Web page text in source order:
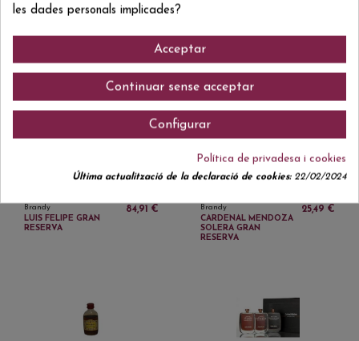
163,70 € Brandy
Brandy
LUIS FELIPE GRAN
RESERVA
84,91 € Brandy
CARDENAL MENDOZA
SOLERA GRAN
RESERVA
25,49 €
les dades personals implicades?
Acceptar
Continuar sense acceptar
Configurar
Política de privadesa i cookies
Última actualització de la declaració de cookies:22/02/2024